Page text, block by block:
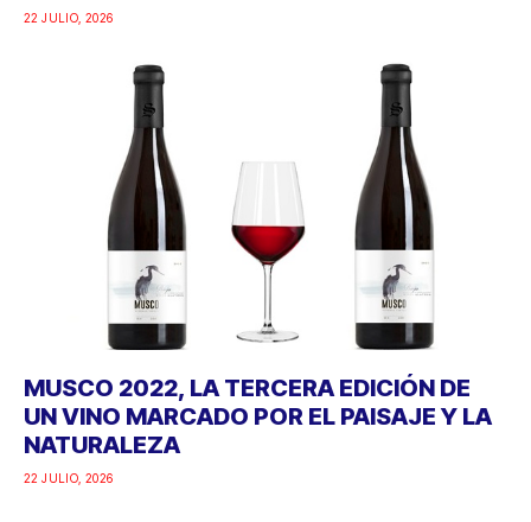
22 JULIO, 2026
MUSCO 2022, LA TERCERA EDICIÓN DE
UN VINO MARCADO POR EL PAISAJE Y LA
NATURALEZA
22 JULIO, 2026